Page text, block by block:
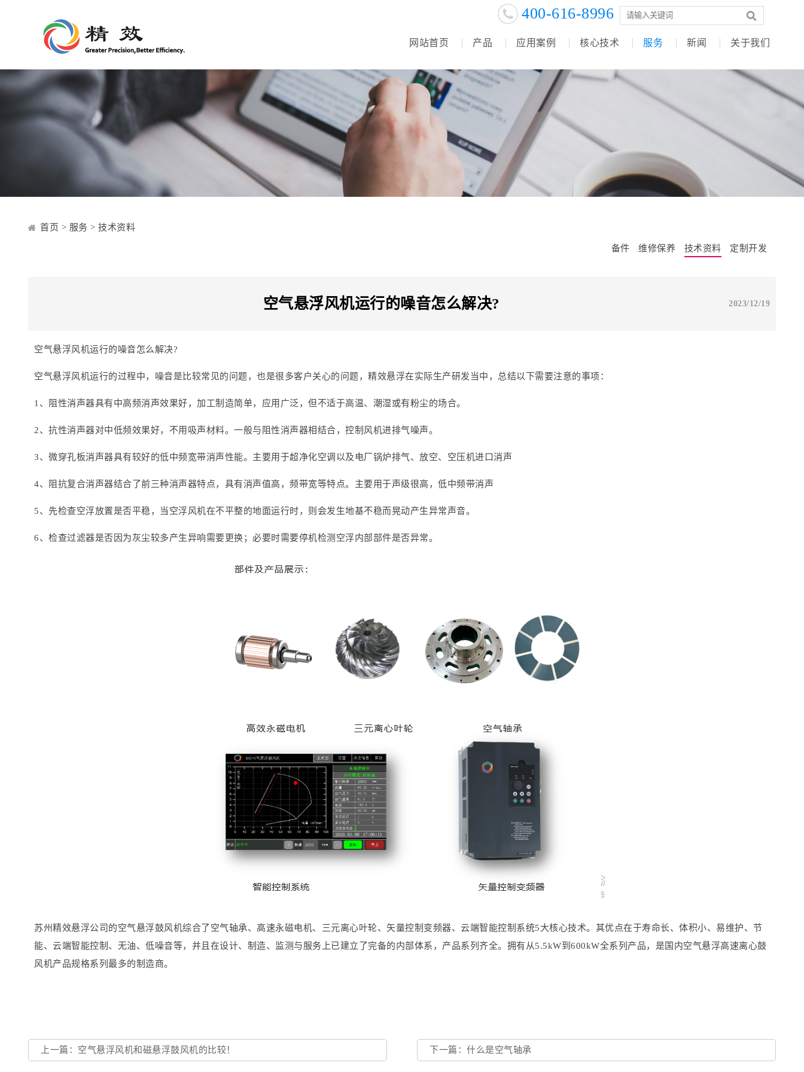
400-616-8996
网站首页 产品 应用案例 核心技术 服务 新闻 关于我们
首页 > 服务 > 技术资料
备件 维修保养 技术资料 定制开发
2023/12/19
空气悬浮风机运行的噪音怎么解决?
空气悬浮风机运行的噪音怎么解决?
空气悬浮风机运行的过程中，噪音是比较常见的问题，也是很多客户关心的问题，精效悬浮在实际生产研发当中，总结以下需要注意的事项：
1、阻性消声器具有中高频消声效果好，加工制造简单，应用广泛，但不适于高温、潮湿或有粉尘的场合。
2、抗性消声器对中低频效果好，不用吸声材料。一般与阻性消声器相结合，控制风机进排气噪声。
3、微穿孔板消声器具有较好的低中频宽带消声性能。主要用于超净化空调以及电厂锅炉排气、放空、空压机进口消声
4、阻抗复合消声器结合了前三种消声器特点，具有消声值高，频带宽等特点。主要用于声级很高，低中频带消声
5、先检查空浮放置是否平稳，当空浮风机在不平整的地面运行时，则会发生地基不稳而晃动产生异常声音。
6、检查过滤器是否因为灰尘较多产生异响需要更换；必要时需要停机检测空浮内部部件是否异常。
苏州精效悬浮公司的空气悬浮鼓风机综合了空气轴承、高速永磁电机、三元离心叶轮、矢量控制变频器、云端智能控制系统5大核心技术。其优点在于寿命长、体积小、易维护、节
能、云端智能控制、无油、低噪音等，并且在设计、制造、监测与服务上已建立了完备的内部体系，产品系列齐全。拥有从5.5kW到600kW全系列产品，是国内空气悬浮高速离心鼓
风机产品规格系列最多的制造商。
上一篇：空气悬浮风机和磁悬浮鼓风机的比较！ 下一篇：什么是空气轴承